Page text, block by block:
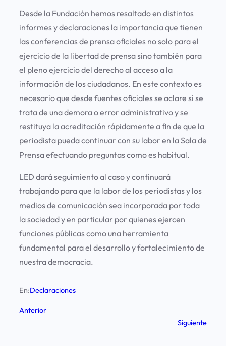
Desde la Fundación hemos resaltado en distintos
informes y declaraciones la importancia que tienen
las conferencias de prensa oficiales no solo para el
ejercicio de la libertad de prensa sino también para
el pleno ejercicio del derecho al acceso a la
información de los ciudadanos. En este contexto es
necesario que desde fuentes oficiales se aclare si se
trata de una demora o error administrativo y se
restituya la acreditación rápidamente a fin de que la
periodista pueda continuar con su labor en la Sala de
Prensa efectuando preguntas como es habitual.
LED dará seguimiento al caso y continuará
trabajando para que la labor de los periodistas y los
medios de comunicación sea incorporada por toda
la sociedad y en particular por quienes ejercen
funciones públicas como una herramienta
fundamental para el desarrollo y fortalecimiento de
nuestra democracia.
En:Declaraciones
Anterior
Siguiente